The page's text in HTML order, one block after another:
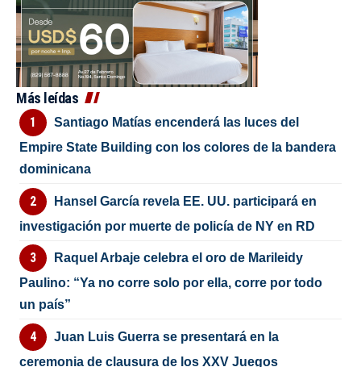
Más leídas
Santiago Matías encenderá las luces del
Empire State Building con los colores de la bandera
dominicana
Hansel García revela EE. UU. participará en
investigación por muerte de policía de NY en RD
Raquel Arbaje celebra el oro de Marileidy
Paulino: “Ya no corre solo por ella, corre por todo
un país”
Juan Luis Guerra se presentará en la
ceremonia de clausura de los XXV Juegos